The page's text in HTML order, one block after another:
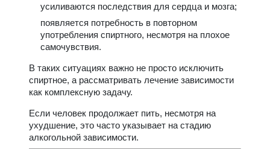
усиливаются последствия для сердца и мозга;
появляется потребность в повторном
употребления спиртного, несмотря на плохое
самочувствия.
В таких ситуациях важно не просто исключить
спиртное, а рассматривать лечение зависимости
как комплексную задачу.
Если человек продолжает пить, несмотря на
ухудшение, это часто указывает на стадию
алкогольной зависимости.